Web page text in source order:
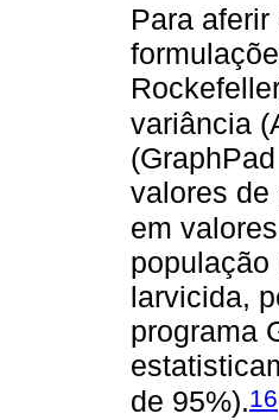
Para
variância
valores de
em
população
larvicida,
programa
de 95%).16